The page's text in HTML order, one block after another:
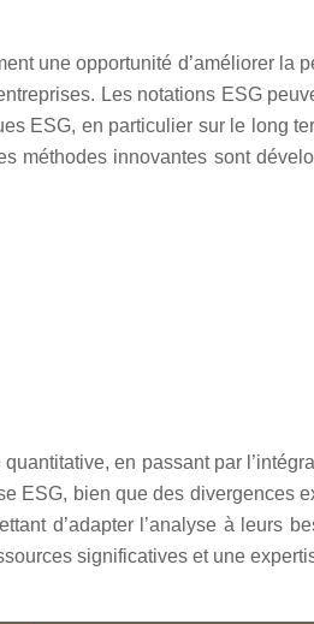
une opportunité d’améliorer la
Les notations ESG
ESG, en particulier sur le long
méthodes innovantes sont
en passant par
ESG, bien que des divergences
d’adapter l’analyse à leurs
significatives et une